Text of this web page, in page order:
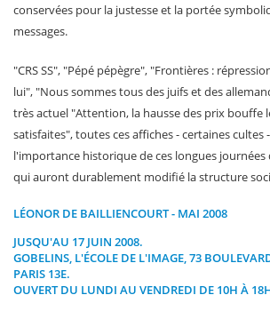
conservées pour la justesse et la portée
messages.
"CRS SS", "Pépé pépègre", "Frontières :
lui", "Nous sommes tous des juifs et des
très actuel "Attention, la hausse des prix bouffe
satisfaites", toutes ces affiches - certaines
l'importance historique de ces longues
qui auront durablement modifié la structure
LÉONOR DE BAILLIENCOURT - MAI 2008
JUSQU'AU 17 JUIN 2008.
GOBELINS, L'ÉCOLE DE L'IMAGE, 73
PARIS 13E.
OUVERT DU LUNDI AU VENDREDI DE 10H À